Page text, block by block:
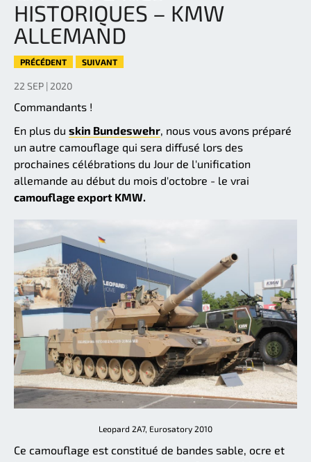
HISTORIQUES – KMW
ALLEMAND
PRÉCÉDENT SUIVANT
22 SEP | 2020
Commandants !
En plus du skin Bundeswehr, nous vous avons préparé
un autre camouflage qui sera diffusé lors des
prochaines célébrations du Jour de l'unification
allemande au début du mois d'octobre - le vrai
camouflage export KMW.
Leopard 2A7, Eurosatory 2010
Ce camouflage est constitué de bandes sable, ocre et